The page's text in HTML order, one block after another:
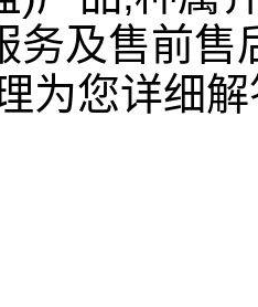
务及售前
为您详细